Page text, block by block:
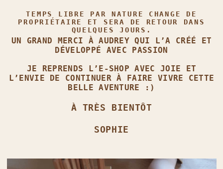
TEMPS LIBRE PAR NATURE CHANGE DE
PROPRIÉTAIRE ET SERA DE RETOUR DANS
QUELQUES JOURS.
UN GRAND MERCI À AUDREY QUI L’A CRÉÉ ET
DÉVELOPPÉ AVEC PASSION
JE REPRENDS L’E‑SHOP AVEC JOIE ET
L’ENVIE DE CONTINUER À FAIRE VIVRE CETTE
BELLE AVENTURE :)
À TRÈS BIENTÔT
SOPHIE